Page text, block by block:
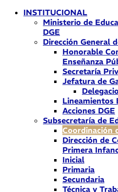
INSTITUCIONAL
Ministerio de
DGE
Dirección General
Honorable
Enseñanza
Secretaría
Jefatura de
Lineamientos
Acciones DGE
Subsecretaría de
Coordinación
Dirección de
Primera
Inicial
Primaria
Secundaria
Técnica y